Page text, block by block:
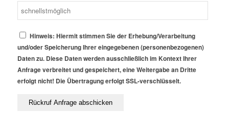
Hinweis: Hiermit stimmen Sie der Erhebung/Verarbeitung
und/oder Speicherung Ihrer eingegebenen (personenbezogenen)
Daten zu. Diese Daten werden ausschließlich im Kontext Ihrer
Anfrage verbreitet und gespeichert, eine Weitergabe an Dritte
erfolgt nicht! Die Übertragung erfolgt SSL-verschlüsselt.